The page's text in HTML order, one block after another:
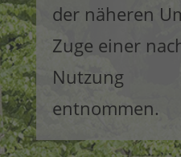
der näheren
Zuge einer
Nutzung
entnommen.